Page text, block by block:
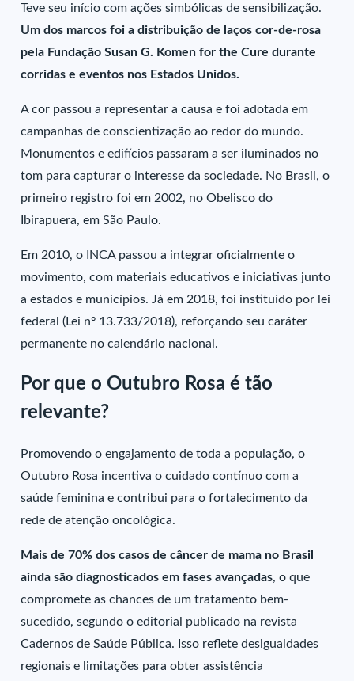
Teve seu início com ações simbólicas de sensibilização.
Um dos marcos foi a distribuição de laços cor-de-rosa
pela Fundação Susan G. Komen for the Cure durante
corridas e eventos nos Estados Unidos.
A cor passou a representar a causa e foi adotada em
campanhas de conscientização ao redor do mundo.
Monumentos e edifícios passaram a ser iluminados no
tom para capturar o interesse da sociedade. No Brasil, o
primeiro registro foi em 2002, no Obelisco do
Ibirapuera, em São Paulo.
Em 2010, o INCA passou a integrar oficialmente o
movimento, com materiais educativos e iniciativas junto
a estados e municípios. Já em 2018, foi instituído por lei
federal (Lei nº 13.733/2018), reforçando seu caráter
permanente no calendário nacional.
Por que o Outubro Rosa é tão
relevante?
Promovendo o engajamento de toda a população, o
Outubro Rosa incentiva o cuidado contínuo com a
saúde feminina e contribui para o fortalecimento da
rede de atenção oncológica.
Mais de 70% dos casos de câncer de mama no Brasil
ainda são diagnosticados em fases avançadas, o que
compromete as chances de um tratamento bem-
sucedido, segundo o editorial publicado na revista
Cadernos de Saúde Pública. Isso reflete desigualdades
regionais e limitações para obter assistência